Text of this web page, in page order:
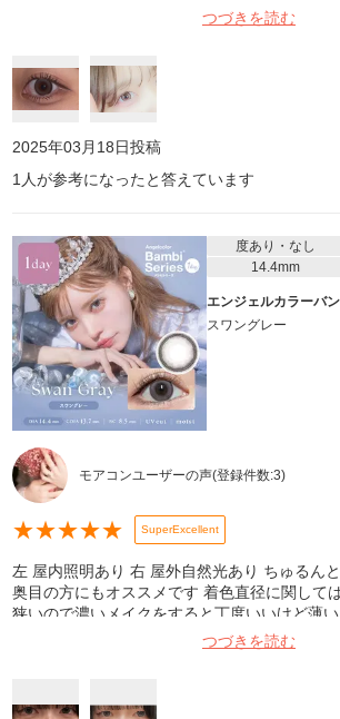
対つけてます👌🏻♡ ただ、ミューグレージュは
いように感じました、着色直径は他と変わら
だいすきです、、🥲
つづきを読む
2025年03月18日投稿
1 人が参考になったと答えています
度あり・なし
14.4mm
エンジェルカラーバ
スワングレー
モアコンユーザーの声(登録件数:3)
★★★★★ SuperExcellent
左 屋内照明あり 右 屋外自然光あり ちゅるん
奥目の方にもオススメです 着色直径に関して
狭いので濃いメイクをすると丁度いいけど薄
る…って感じでした グレーで色んなメイクに
い！ 遊びに行った際18時間程つけていました
つづきを読む